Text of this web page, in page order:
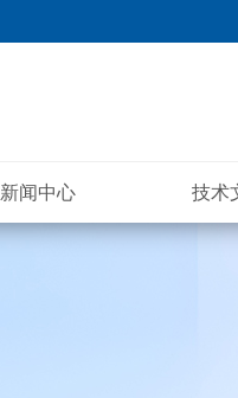
新闻中心 技术